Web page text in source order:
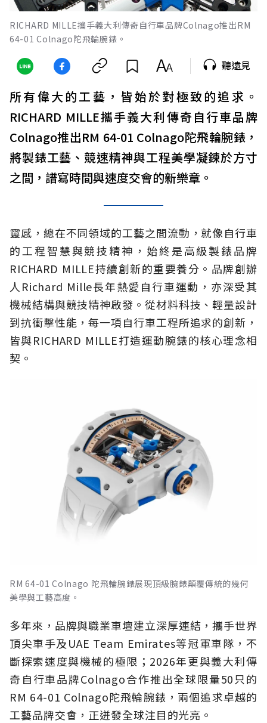
RICHARD MILLE攜手義大利傳奇自行車品牌Colnago推出RM
64-01 Colnago陀飛輪腕錶。
聽遠見
所有偉大的工藝，皆始於對極致的追求。
RICHARD MILLE攜手義大利傳奇自行車品牌
Colnago推出RM 64-01 Colnago陀飛輪腕錶，
將製錶工藝、競速精神與工程美學凝鍊於方寸
之間，譜寫時間與速度交會的新樂章。
靈感，總在不同領域的工藝之間流動，就像自行車
的工程智慧與競技精神，始終是高級製錶品牌
RICHARD MILLE持續創新的重要養分。品牌創辦
人Richard Mille長年熱愛自行車運動，亦深受其
機械結構與競技精神啟發。從材料科技、輕量設計
到抗衝擊性能，每一項自行車工程所追求的創新，
皆與RICHARD MILLE打造運動腕錶的核心理念相
契。
RM 64-01 Colnago 陀飛輪腕錶展現頂級腕錶顛覆傳統的幾何
美學與工藝高度。
多年來，品牌與職業車壇建立深厚連結，攜手世界
頂尖車手及UAE Team Emirates等冠軍車隊，不
斷探索速度與機械的極限；2026年更與義大利傳
奇自行車品牌Colnago合作推出全球限量50只的
RM 64-01 Colnago陀飛輪腕錶，兩個追求卓越的
工藝品牌交會，正迸發全球注目的光亮。